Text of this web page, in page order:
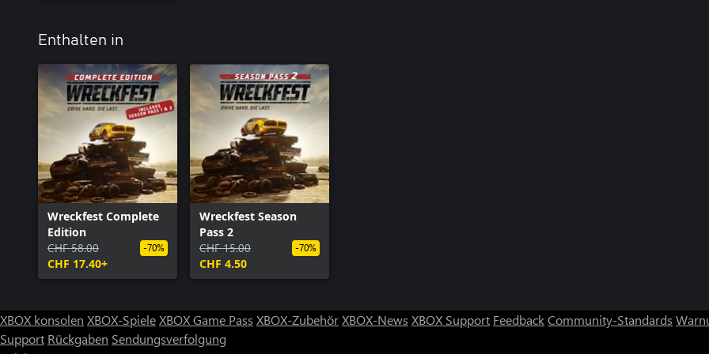
Enthalten in
Wreckfest Complete
Edition
CHF 58.00
CHF 17.40+
-70%
Wreckfest Season
Pass 2
CHF 15.00
CHF 4.50
-70%
XBOX konsolen XBOX-SpieleXBOX Game Pass XBOX-ZubehörXBOX-News XBOX Support FeedbackCommunity-Standards
Support Rückgaben Sendungsverfolgung